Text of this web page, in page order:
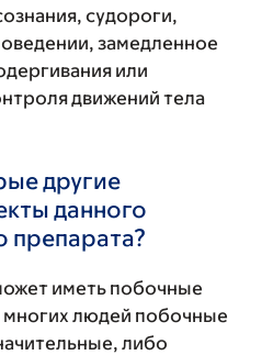
судороги,
замедленное
или
движений тела
другие
данного
препарата?
иметь побочные
людей побочные
либо